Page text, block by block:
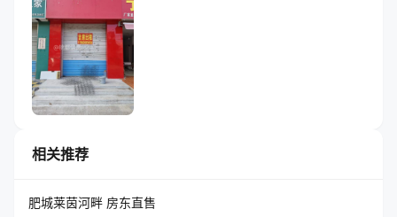
相关推荐
肥城莱茵河畔 房东直售